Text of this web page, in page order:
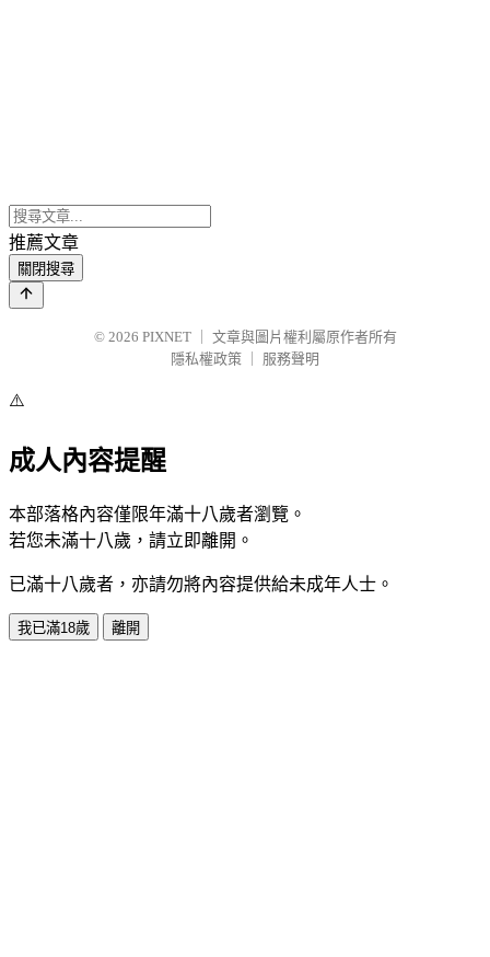
推薦文章
關閉搜尋
© 2026 PIXNET
文章與圖片權利屬原作者所有
隱私權政策
服務聲明
⚠️
成人內容提醒
本部落格內容僅限年滿十八歲者瀏覽。
若您未滿十八歲，請立即離開。
已滿十八歲者，亦請勿將內容提供給未成年人士。
我已滿18歲 離開